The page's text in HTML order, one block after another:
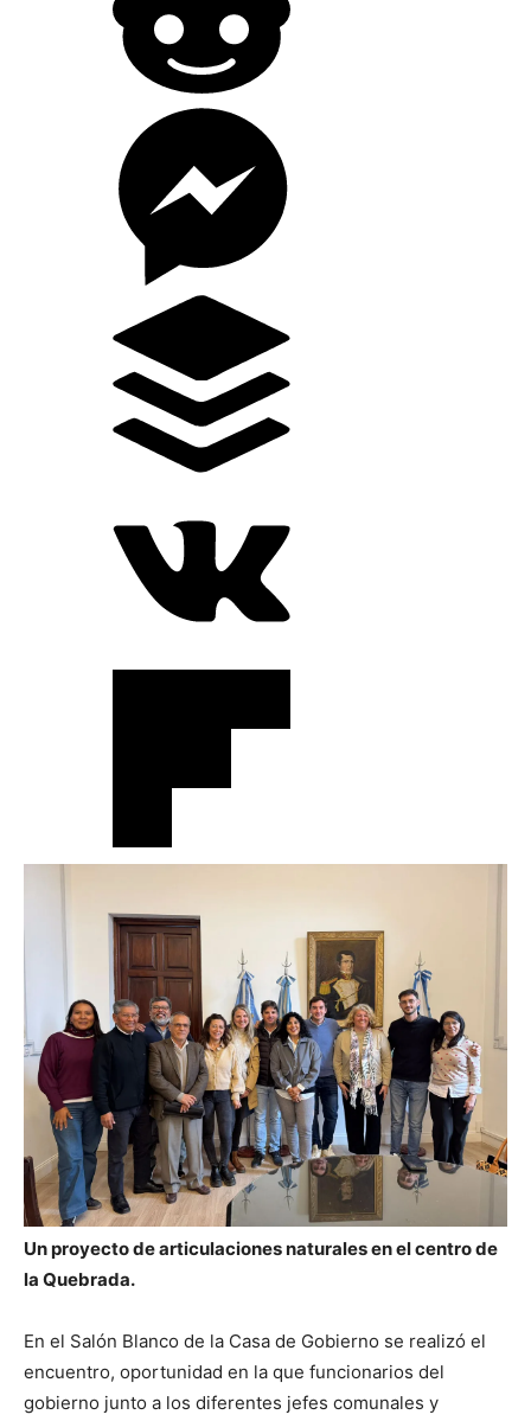
Un proyecto de articulaciones naturales en el centro de
la Quebrada.
En el Salón Blanco de la Casa de Gobierno se realizó el
encuentro, oportunidad en la que funcionarios del
gobierno junto a los diferentes jefes comunales y